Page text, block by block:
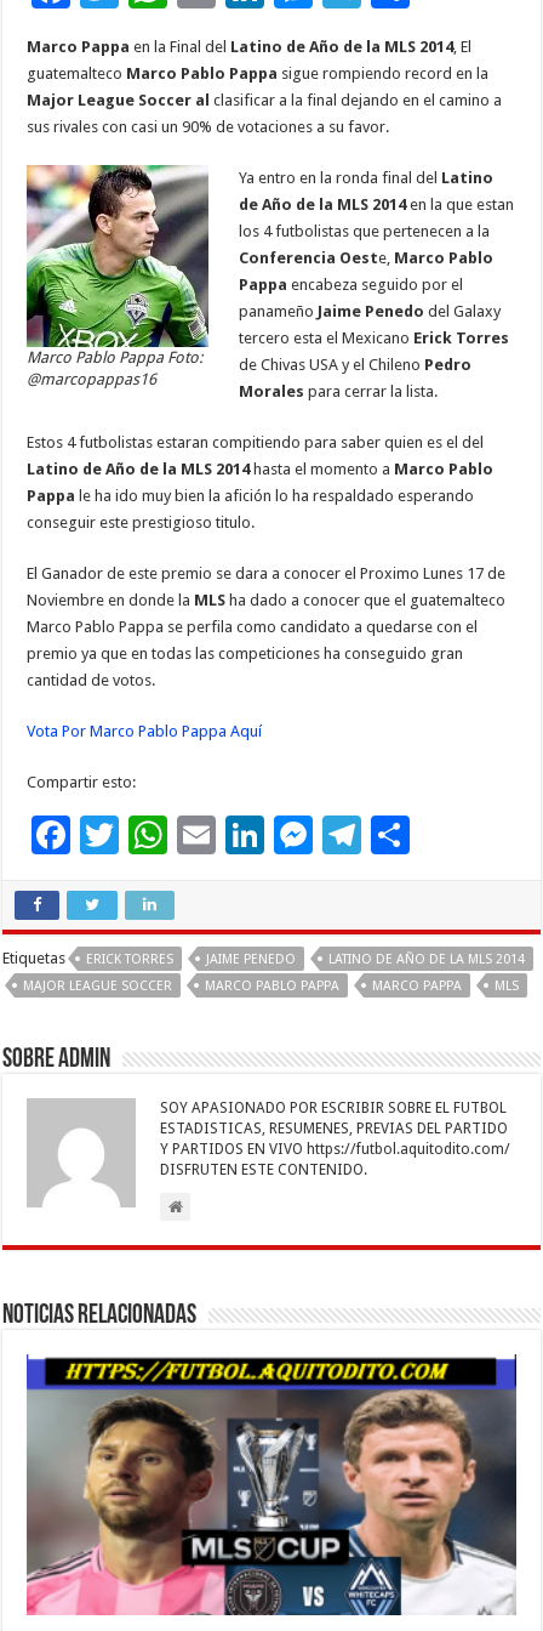
e
b
o
o
k
wi
tt
er
h
at
sA
p
p
m
ai
l
k
e
dI
n
es
se
n
g
er
el
e
gr
a
m
m
p
ti
r
Marco Pappa en la Final del Latino de Año de la MLS 2014, El
guatemalteco Marco Pablo Pappa sigue rompiendo record en la
Major League Soccer al clasificar a la final dejando en el camino a
sus rivales con casi un 90% de votaciones a su favor.
Marco Pablo Pappa Foto:
@marcopappas16
Ya entro en la ronda final del Latino
de Año de la MLS 2014en la que estan
los 4 futbolistas que pertenecen a la
Conferencia Oeste, Marco Pablo
Pappa encabeza seguido por el
panameño Jaime Penedo del Galaxy
tercero esta el Mexicano Erick Torres
de Chivas USA y el Chileno Pedro
Morales para cerrar la lista.
Estos 4 futbolistas estaran compitiendo para saber quien es el del
Latino de Año de la MLS 2014hasta el momento a Marco Pablo
Pappa le ha ido muy bien la afición lo ha respaldado esperando
conseguir este prestigioso titulo.
El Ganador de este premio se dara a conocer el Proximo Lunes 17 de
Noviembre en donde la MLS ha dado a conocer que el guatemalteco
Marco Pablo Pappa se perfila como candidato a quedarse con el
premio ya que en todas las competiciones ha conseguido gran
cantidad de votos.
Vota Por Marco Pablo Pappa Aquí
Compartir esto:
F
e
b
o
k
T
tt
er
W
at
sA
p
E
l
Li
e
dI
M
n
g
T
gr
a
p
ar
r
Etiquetas ERICK TORRES JAIME PENEDO
LATINO DE AÑO DE LA MLS 2014
MAJOR LEAGUE SOCCER
MARCO PABLO PAPPA MARCO PAPPA MLS
Sobre admin
SOY APASIONADO POR ESCRIBIR SOBRE EL FUTBOL
ESTADISTICAS, RESUMENES, PREVIAS DEL PARTIDO
Y PARTIDOS EN VIVO https://futbol.aquitodito.com/
DISFRUTEN ESTE CONTENIDO.
Noticias Relacionadas